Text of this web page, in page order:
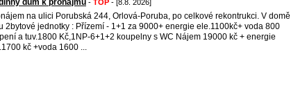
dům k pronájmu - TOP - [8.8. 2026]
na ulici Porubská 244, Orlová-Poruba, po celkové rekontrukci. V domě
2bytové jednotky : Přízemí - 1+1 za 9000+ energie ele.1100kč+ voda 800
a tuv.1800 Kč,1NP-6+1+2 koupelny s WC Nájem 19000 kč + energie
kč +voda 1600 ...